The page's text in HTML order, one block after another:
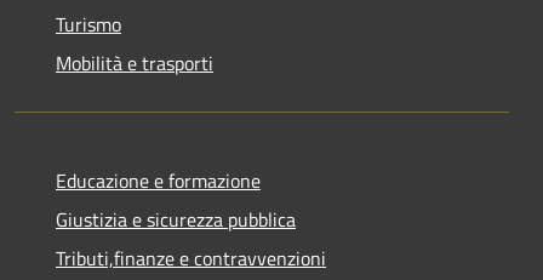
Turismo
Mobilità e trasporti
Educazione e formazione
Giustizia e sicurezza pubblica
Tributi,finanze e contravvenzioni